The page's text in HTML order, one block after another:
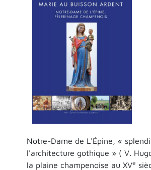
Notre-Dame de L'Épine, «
l'architecture gothique » ( V.
la plaine champenoise au XVe